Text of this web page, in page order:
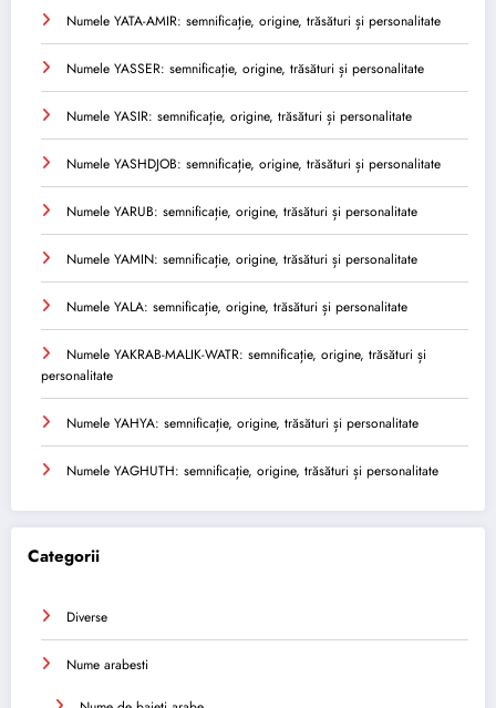
Numele YATA-AMIR: semnificație, origine, trăsături și personalitate
Numele YASSER: semnificație, origine, trăsături și personalitate
Numele YASIR: semnificație, origine, trăsături și personalitate
Numele YASHDJOB: semnificație, origine, trăsături și personalitate
Numele YARUB: semnificație, origine, trăsături și personalitate
Numele YAMIN: semnificație, origine, trăsături și personalitate
Numele YALA: semnificație, origine, trăsături și personalitate
Numele YAKRAB-MALIK-WATR: semnificație, origine, trăsături și
personalitate
Numele YAHYA: semnificație, origine, trăsături și personalitate
Numele YAGHUTH: semnificație, origine, trăsături și personalitate
Categorii
Diverse
Nume arabesti